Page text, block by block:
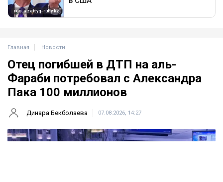
Главная Новости
Отец погибшей в ДТП на аль-
Фараби потребовал с Александра
Пака 100 миллионов
Динара Бекболаева 07.08.2026, 14:27